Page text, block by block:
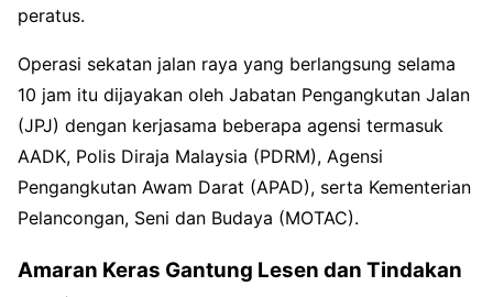
peratus.
Operasi sekatan jalan raya yang berlangsung selama
10 jam itu dijayakan oleh Jabatan Pengangkutan Jalan
(JPJ) dengan kerjasama beberapa agensi termasuk
AADK, Polis Diraja Malaysia (PDRM), Agensi
Pengangkutan Awam Darat (APAD), serta Kementerian
Pelancongan, Seni dan Budaya (MOTAC).
Amaran Keras Gantung Lesen dan Tindakan